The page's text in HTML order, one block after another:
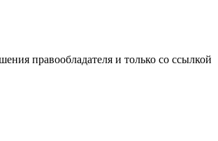
правообладателя и только со ссылкой